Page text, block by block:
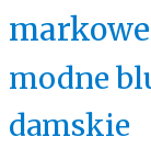
modne
damskie